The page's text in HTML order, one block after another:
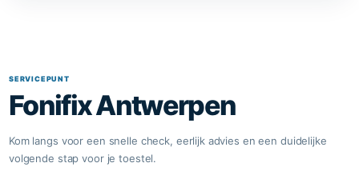
SERVICEPUNT
Fonifix Antwerpen
Kom langs voor een snelle check, eerlijk advies en een duidelijke
volgende stap voor je toestel.